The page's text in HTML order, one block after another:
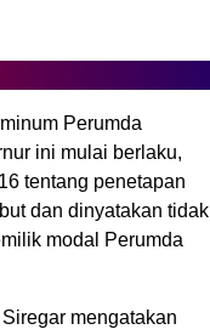
Perumda
ini mulai berlaku,
tentang penetapan
dan dinyatakan tidak
modal Perumda
mengatakan